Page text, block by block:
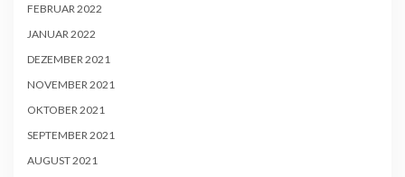
FEBRUAR 2022
JANUAR 2022
DEZEMBER 2021
NOVEMBER 2021
OKTOBER 2021
SEPTEMBER 2021
AUGUST 2021